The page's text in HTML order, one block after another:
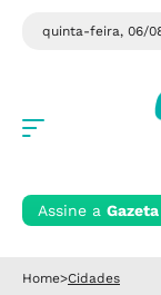
quinta-feira, 06/
Assine a Gazeta
Home>Cidades